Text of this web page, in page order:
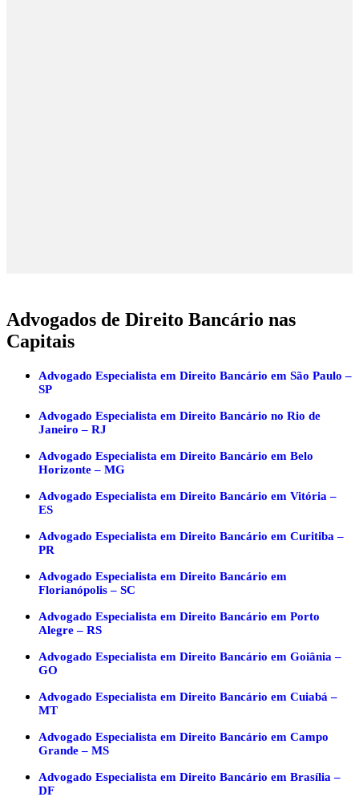
Advogados de Direito Bancário nas
Capitais
Advogado Especialista em Direito Bancário em São Paulo –
SP
Advogado Especialista em Direito Bancário no Rio de
Janeiro – RJ
Advogado Especialista em Direito Bancário em Belo
Horizonte – MG
Advogado Especialista em Direito Bancário em Vitória –
ES
Advogado Especialista em Direito Bancário em Curitiba –
PR
Advogado Especialista em Direito Bancário em
Florianópolis – SC
Advogado Especialista em Direito Bancário em Porto
Alegre – RS
Advogado Especialista em Direito Bancário em Goiânia –
GO
Advogado Especialista em Direito Bancário em Cuiabá –
MT
Advogado Especialista em Direito Bancário em Campo
Grande – MS
Advogado Especialista em Direito Bancário em Brasília –
DF